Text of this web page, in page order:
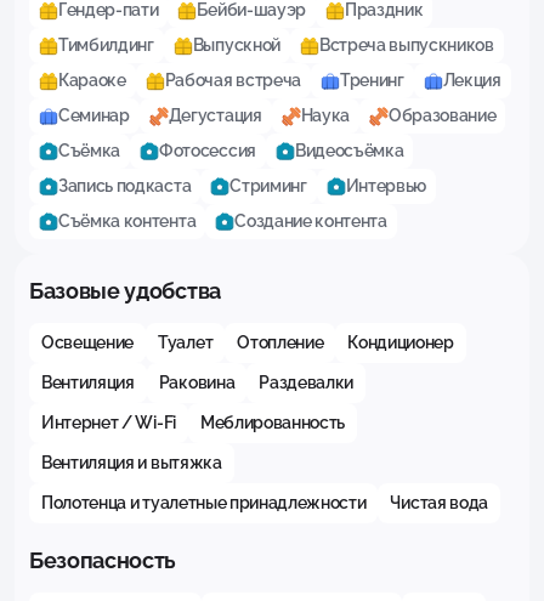
Гендер-пати
Бейби-шауэр
Праздник
Тимбилдинг
Выпускной
Встреча выпускников
Караоке
Рабочая встреча Тренинг
Лекция
Семинар
Дегустация Наука
Образование
Съёмка
Фотосессия
Видеосъёмка
Запись подкаста
Стриминг
Интервью
Съёмка контента
Создание контента
Базовые удобства
Освещение Туалет Отопление Кондиционер
Вентиляция Раковина Раздевалки
Интернет / Wi-Fi Меблированность
Вентиляция и вытяжка
Полотенца и туалетные принадлежности Чистая вода
Безопасность